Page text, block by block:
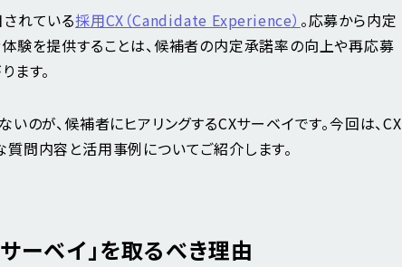
れている採用CX（Candidate Experience） 。応募から内定
験を提供することは、候補者の内定承諾率の向上や再応募
ます。
のが、候補者にヒアリングするCXサーベイです。今回は、CX
問内容と活用事例についてご紹介します。
ーベイ」を取るべき理由